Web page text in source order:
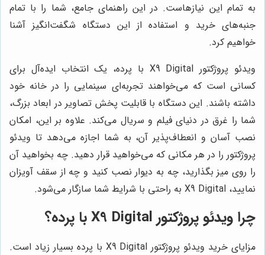
به تمام این نیازهاست. در این راهنمای جامع، شما را با تمام
جنبه‌های خرید و استفاده از این دستگاه شگفت‌انگیز آشنا
خواهیم کرد.
ویدئو پروژکتور X9 Digital با پرده، یک انتخاب ایده‌آل برای
کسانی است که می‌خواهند تجربه‌ای سینمایی را در خانه خود
داشته باشند. این دستگاه با قابلیت پخش تصاویر در ابعاد بزرگ،
شما را غرق در دنیای فیلم و سریال می‌کند. علاوه بر این، امکان
نصب آسان و انعطاف‌پذیر آن، به شما اجازه می‌دهد تا ویدئو
پروژکتور را در هر مکانی که می‌خواهید قرار دهید. چه بخواهید آن
را روی میز بگذارید، چه به دیوار نصب کنید و چه از سقف آویزان
نمایید، X9 Digital به راحتی با شرایط شما سازگار می‌شود.
چرا ویدئو پروژکتور X9 Digital با پرده؟
مزایای خرید ویدئو پروژکتور X9 Digital با پرده بسیار زیاد است.